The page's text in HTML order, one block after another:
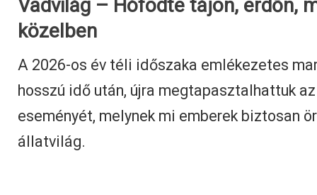
Vadvilág – Hófödte tájon, erdőn,
közelben
A 2026-os év téli időszaka emlékezetes
hosszú idő után, újra megtapasztalhattuk
eseményét, melynek mi emberek biztosan
állatvilág.